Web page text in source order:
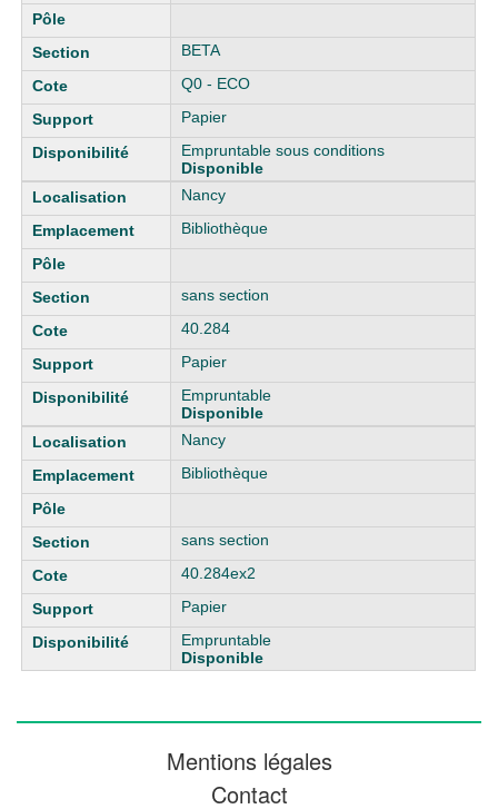
BETA
Q0 - ECO
Papier
Empruntable sous conditions
Disponible
Nancy
Bibliothèque
sans section
40.284
Papier
Empruntable
Disponible
Nancy
Bibliothèque
sans section
40.284ex2
Papier
Empruntable
Disponible
Mentions légales
Contact